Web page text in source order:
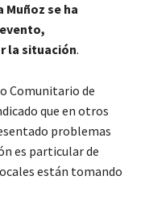
se ha
la situación.
Comunitario de
que en otros
problemas
es particular de
están tomando